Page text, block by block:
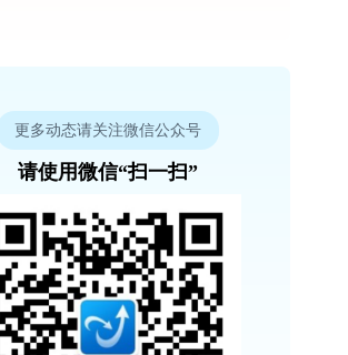
更多动态请关注微信公众号
请使用微信“扫一扫”